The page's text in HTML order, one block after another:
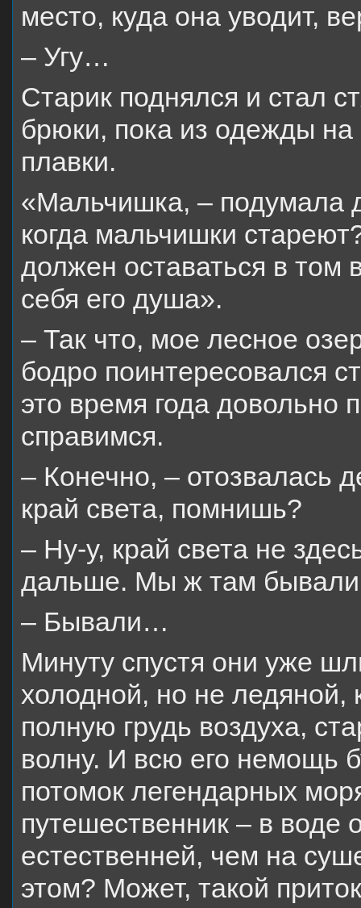
место, куда она уводит,
– Угу…
Старик поднялся и стал
брюки, пока из одежды
плавки.
«Мальчишка, – подумала
когда мальчишки
должен оставаться в том
себя его душа».
– Так что, мое лесное
бодро поинтересовался
это время года
справимся.
– Конечно, – отозвалась
край света, помнишь?
– Ну-у, край света не
дальше. Мы ж там
– Бывали…
Минуту спустя они уже
холодной, но не ледяной,
полную грудь воздуха,
волну. И всю его немощь
потомок легендарных
путешественник – в воде
естественней, чем на
этом? Может, такой